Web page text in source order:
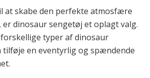
at skabe den perfekte atmosfære
dinosaur sengetøj et oplagt valg.
typer af dinosaur
tilføje en eventyrlig og spændende